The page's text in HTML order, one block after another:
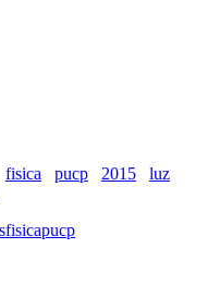
fisica pucp 2015
luz